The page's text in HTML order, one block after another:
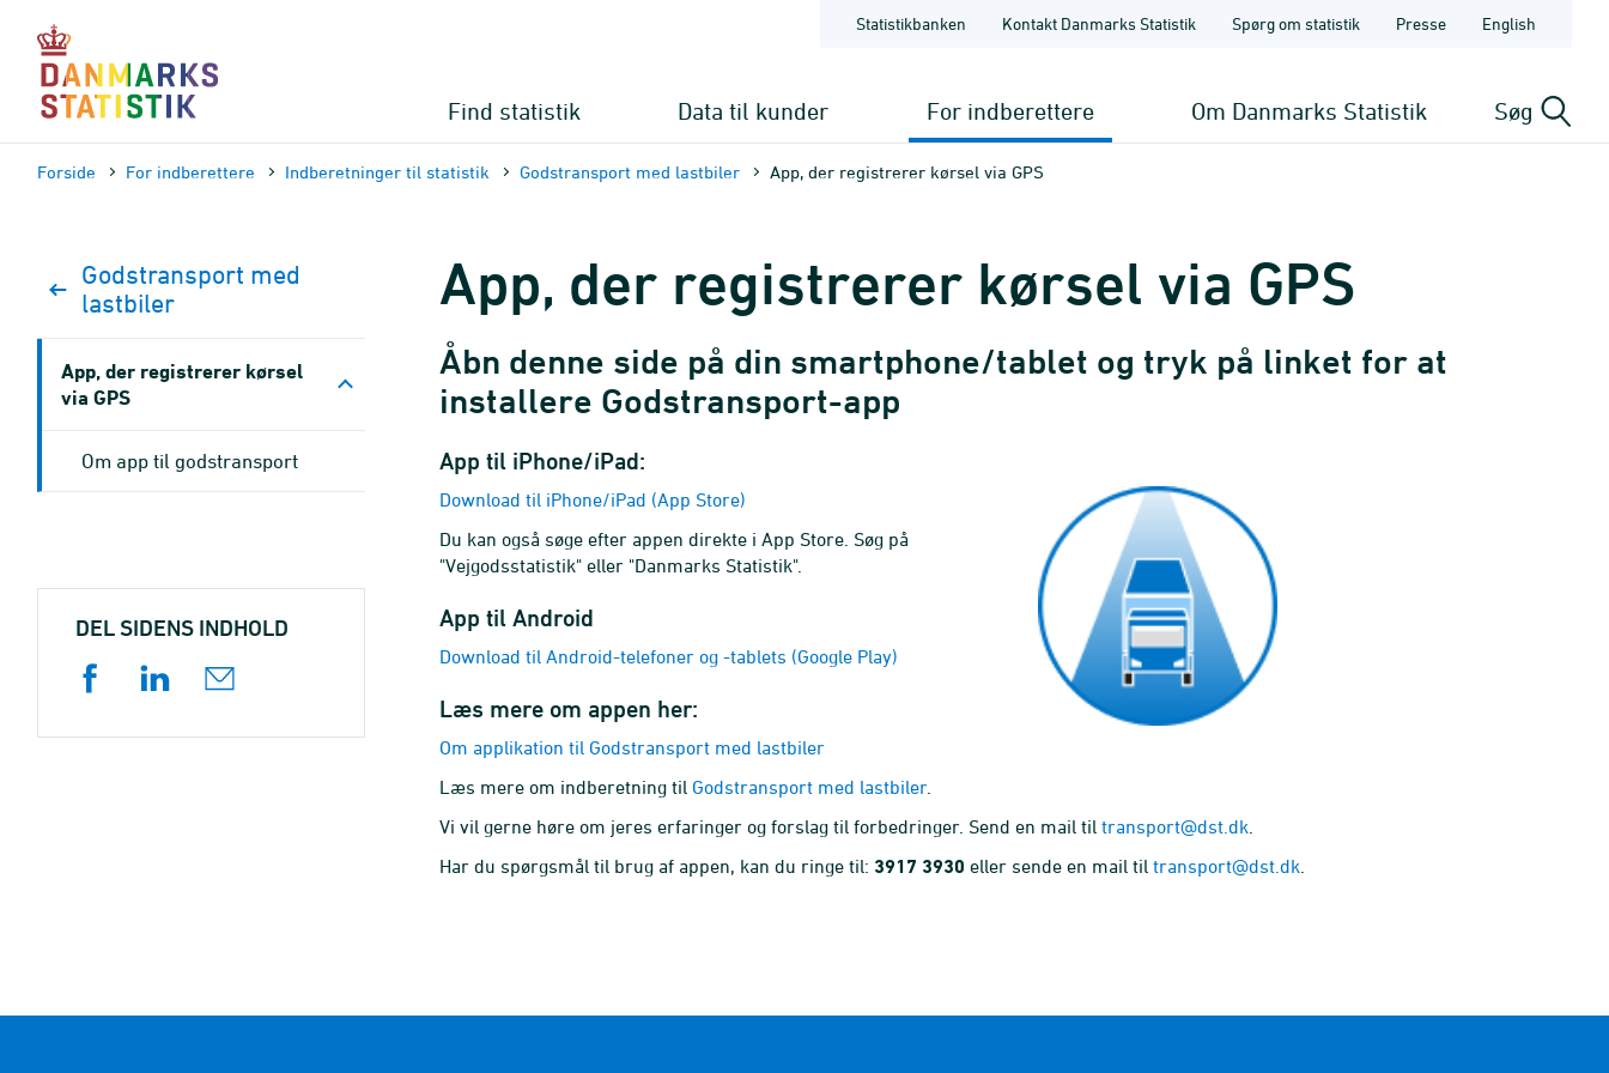
sidens
indhold
Statistikbanken Kontakt Danmarks Statistik Spørg om statistik Presse English
Find statistik Data til kunder For indberettere Om Danmarks Statistik Søg
Forside For indberettere Indberetninger til statistik Godstransport med lastbiler App, der registrerer kørsel via GPS
App, der registrerer kørsel via GPS
Åbn denne side på din smartphone/tablet og tryk på linket for at
installere Godstransport-app
App til iPhone/iPad:
Download til iPhone/iPad (App Store)
Du kan også søge efter appen direkte i App Store. Søg på
"Vejgodsstatistik" eller "Danmarks Statistik".
App til Android
Download til Android-telefoner og -tablets (Google Play)
Læs mere om appen her:
Om applikation til Godstransport med lastbiler
Læs mere om indberetning til Godstransport med lastbiler.
Vi vil gerne høre om jeres erfaringer og forslag til forbedringer. Send en mail til transport@dst.dk
Har du spørgsmål til brug af appen, kan du ringe til: 3917 3930 eller sende en mail til transport@dst.dk
Godstransport med
lastbiler
App, der registrerer kørsel
via GPS
Om app til godstransport
DEL SIDENS INDHOLD